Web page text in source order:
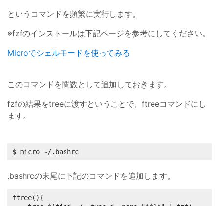
というコマンドを頻繁に実行します。
※fzfのインストールは下記ページを参考にしてください。
Microでシェルモードを使ってみる
このコマンドを関数として追加しておきます。
fzfの結果をtreeに渡すということで、ftreeコマンドにし
ます。
$ micro ~/.bashrc
.bashrcの末尾に下記のコマンドを追加します。
ftree(){